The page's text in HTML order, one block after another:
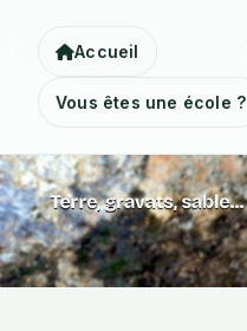
Accueil
Vous êtes une école ?